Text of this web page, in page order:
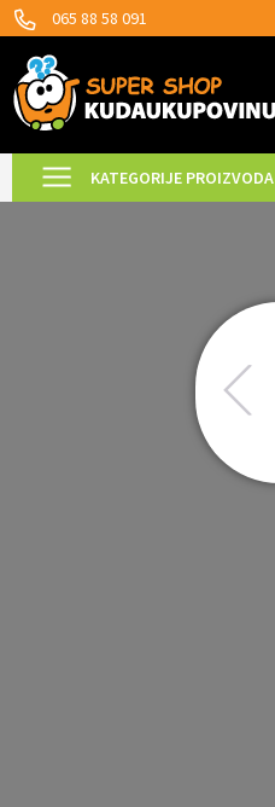
065 88 58 091
KATEGORIJE PROIZVODA